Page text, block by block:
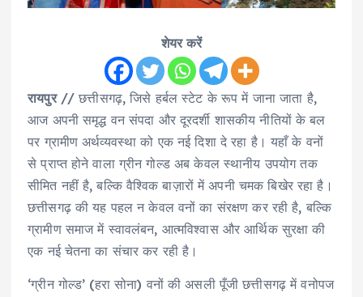
शेयर करें
रायपुर// छत्तीसगढ़, जिसे हर्बल स्टेट के रूप में जाना जाता है,
आज अपनी समृद्ध वन संपदा और दूरदर्शी शासकीय नीतियों के बल
पर ग्रामीण अर्थव्यवस्था को एक नई दिशा दे रहा है। यहाँ के वनों
से प्राप्त होने वाला ग्रीन गोल्ड अब केवल स्थानीय उपयोग तक
सीमित नहीं है, बल्कि वैश्विक बाज़ारों में अपनी चमक बिखेर रहा है।
छत्तीसगढ़ की यह पहल न केवल वनों का संरक्षण कर रही है, बल्कि
ग्रामीण समाज में स्वावलंबन, आत्मविश्वास और आर्थिक सुरक्षा की
एक नई चेतना का संचार कर रही है।
‘ग्रीन गोल्ड’ (हरा सोना) वनों की असली पूँजी छत्तीसगढ़ में वनोपज